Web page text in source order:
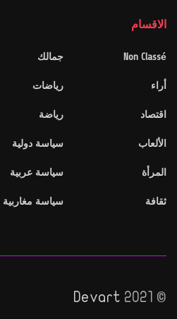
الاقسام
Non Classé
أراء
اقتصاد
الألعاب
المرأة
ثقافة
جمالك
رياضات
رياضة
سياسة دولية
سياسة عربية
سياسة مغاربية
© 2021
Devart